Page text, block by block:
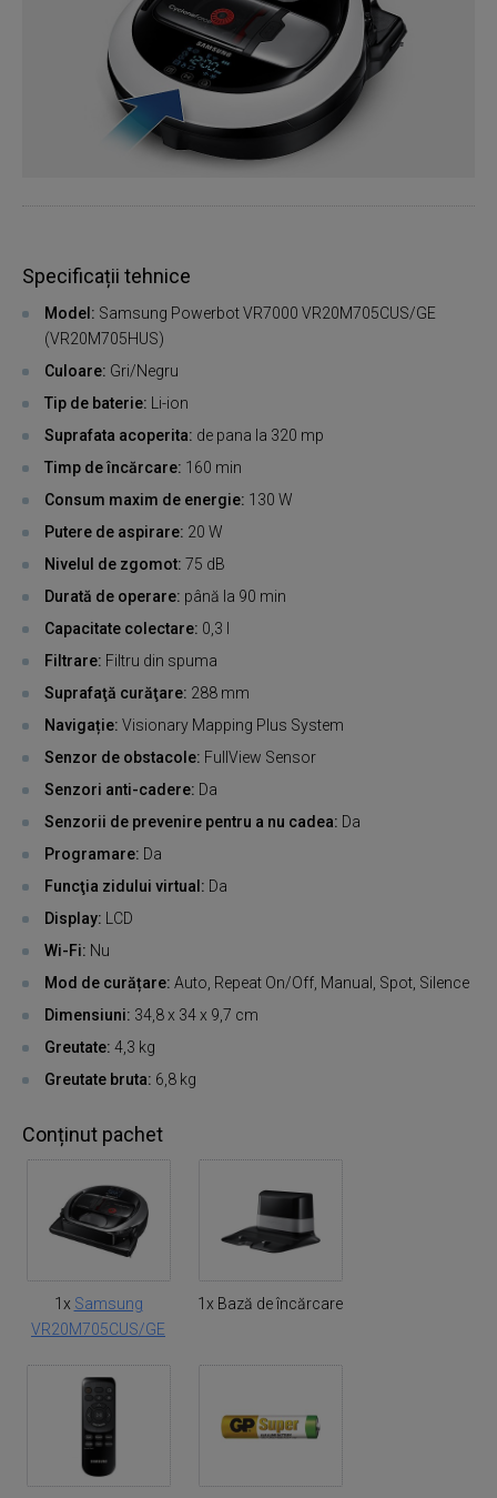
Specificații tehnice
Model: Samsung Powerbot VR7000 VR20M705CUS/GE
(VR20M705HUS)
Culoare: Gri/Negru
Tip de baterie: Li-ion
Suprafata acoperita: de pana la 320 mp
Timp de încărcare: 160 min
Consum maxim de energie: 130 W
Putere de aspirare: 20 W
Nivelul de zgomot: 75 dB
Durată de operare: până la 90 min
Capacitate colectare: 0,3 l
Filtrare: Filtru din spuma
Suprafaţă curăţare: 288 mm
Navigație: Visionary Mapping Plus System
Senzor de obstacole: FullView Sensor
Senzori anti-cadere: Da
Senzorii de prevenire pentru a nu cadea: Da
Programare: Da
Funcţia zidului virtual: Da
Display: LCD
Wi-Fi: Nu
Mod de curățare: Auto, Repeat On/Off, Manual, Spot, Silence
Dimensiuni: 34,8 x 34 x 9,7 cm
Greutate: 4,3 kg
Greutate bruta: 6,8 kg
Conținut pachet
1x Samsung
VR20M705CUS/GE
1x Bază de încărcare